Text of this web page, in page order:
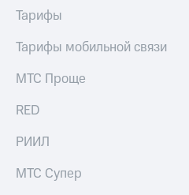
Тарифы
Тарифы мобильной связи
МТС Проще
RED
РИИЛ
МТС Супер